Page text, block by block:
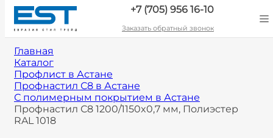
+7 (705) 956 16-10
Заказать обратный звонок
Главная
Каталог
Профлист в Астане
Профнастил С8 в Астане
С полимерным покрытием в Астане
Профнастил С8 1200/1150x0,7 мм, Полиэстер
RAL 1018